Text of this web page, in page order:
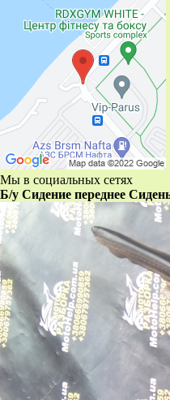
Мы в социальных сетях
Б/у Сидение переднее